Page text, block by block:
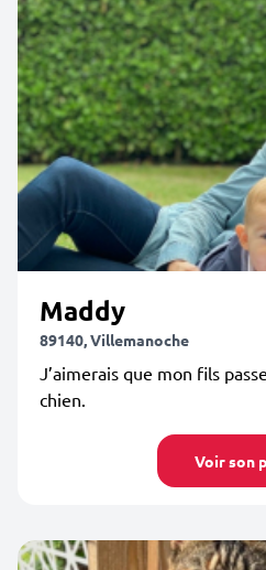
Maddy
89140, Villemanoche
J’aimerais que mon fils
chien.
Voir son